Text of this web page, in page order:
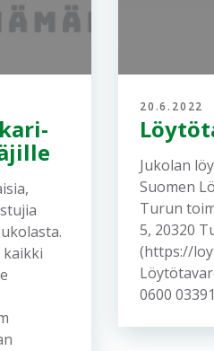
kaikki
20.6.2022
Jukolan
Suomen
Turun
5, 20320
(https://
0600